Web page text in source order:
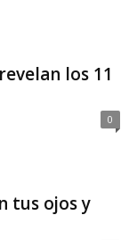
los 11
0
tus ojos y